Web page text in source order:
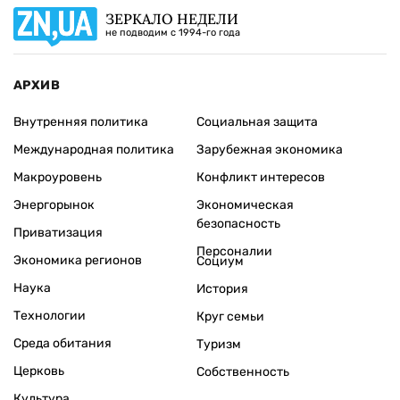
ЗЕРКАЛО НЕДЕЛИ
не подводим с 1994-го года
АРХИВ
Внутренняя политика
Международная политика
Макроуровень
Энергорынок
Приватизация
Экономика регионов
Социальная защита
Зарубежная экономика
Конфликт интересов
Экономическая
безопасность
Персоналии
Наука
Технологии
Среда обитания
Церковь
Социум
История
Круг семьи
Туризм
Собственность